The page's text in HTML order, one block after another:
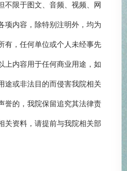
不限于图文、音频、视频、网
项内容，除特别注明外，均为
有，任何单位或个人未经事先
上内容用于任何商业用途，如
途或非法目的而侵害我院相关
誉的，我院保留追究其法律责
关资料，请提前与我院相关部